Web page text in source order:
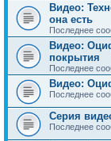
Видео:
она есть
Последнее
Видео:
покрытия
Последнее
Видео:
Последнее
Серия
Последнее